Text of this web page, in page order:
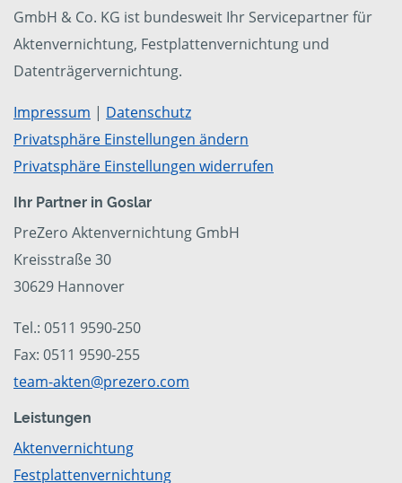
GmbH & Co. KG ist bundesweit Ihr Servicepartner für
Aktenvernichtung, Festplattenvernichtung und
Datenträgervernichtung.
Impressum | Datenschutz
Privatsphäre Einstellungen ändern
Privatsphäre Einstellungen widerrufen
Ihr Partner in Goslar
PreZero Aktenvernichtung GmbH
Kreisstraße 30
30629 Hannover
Tel.: 0511 9590-250
Fax: 0511 9590-255
team-akten@prezero.com
Leistungen
Aktenvernichtung
Festplattenvernichtung